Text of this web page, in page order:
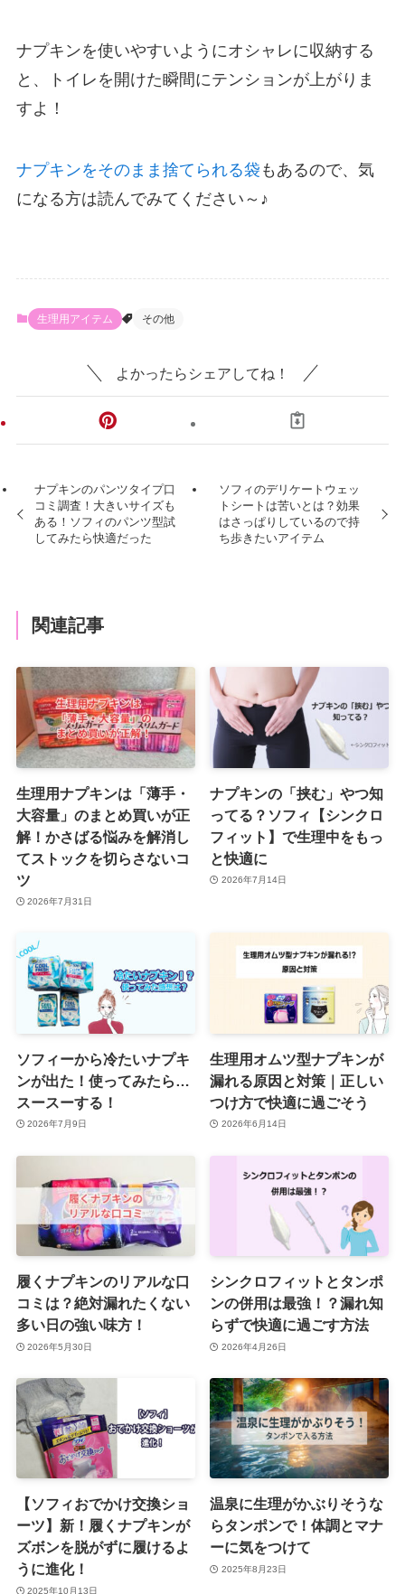
ナプキンを使いやすいようにオシャレに収納する
と、トイレを開けた瞬間にテンションが上がりま
すよ！
ナプキンをそのまま捨てられる袋 もあるので、気
になる方は読んでみてください～♪
生理用アイテム その他
よかったらシェアしてね！
ナプキンのパンツタイプ口
コミ調査！大きいサイズも
ある！ソフィのパンツ型試
してみたら快適だった
ソフィのデリケートウェッ
トシートは苦いとは？効果
はさっぱりしているので持
ち歩きたいアイテム
関連記事
生理用ナプキンは「薄手・
大容量」のまとめ買いが正
解！かさばる悩みを解消し
てストックを切らさないコ
ツ
2026年7月31日
ナプキンの「挟む」やつ知
ってる？ソフィ【シンクロ
フィット】で生理中をもっ
と快適に
2026年7月14日
ソフィーから冷たいナプキ
ンが出た！使ってみたら…
スースーする！
2026年7月9日
生理用オムツ型ナプキンが
漏れる原因と対策｜正しい
つけ方で快適に過ごそう
2026年6月14日
履くナプキンのリアルな口
コミは？絶対漏れたくない
多い日の強い味方！
2026年5月30日
シンクロフィットとタンポ
ンの併用は最強！？漏れ知
らずで快適に過ごす方法
2026年4月26日
【ソフィおでかけ交換ショ
ーツ】新！履くナプキンが
ズボンを脱がずに履けるよ
うに進化！
2025年10月13日
温泉に生理がかぶりそうな
らタンポンで！体調とマナ
ーに気をつけて
2025年8月23日